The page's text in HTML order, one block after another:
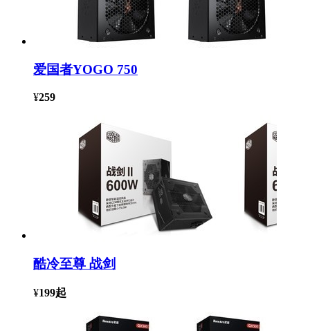
爱国者YOGO 750
¥259
酷冷至尊 战剑
¥199起